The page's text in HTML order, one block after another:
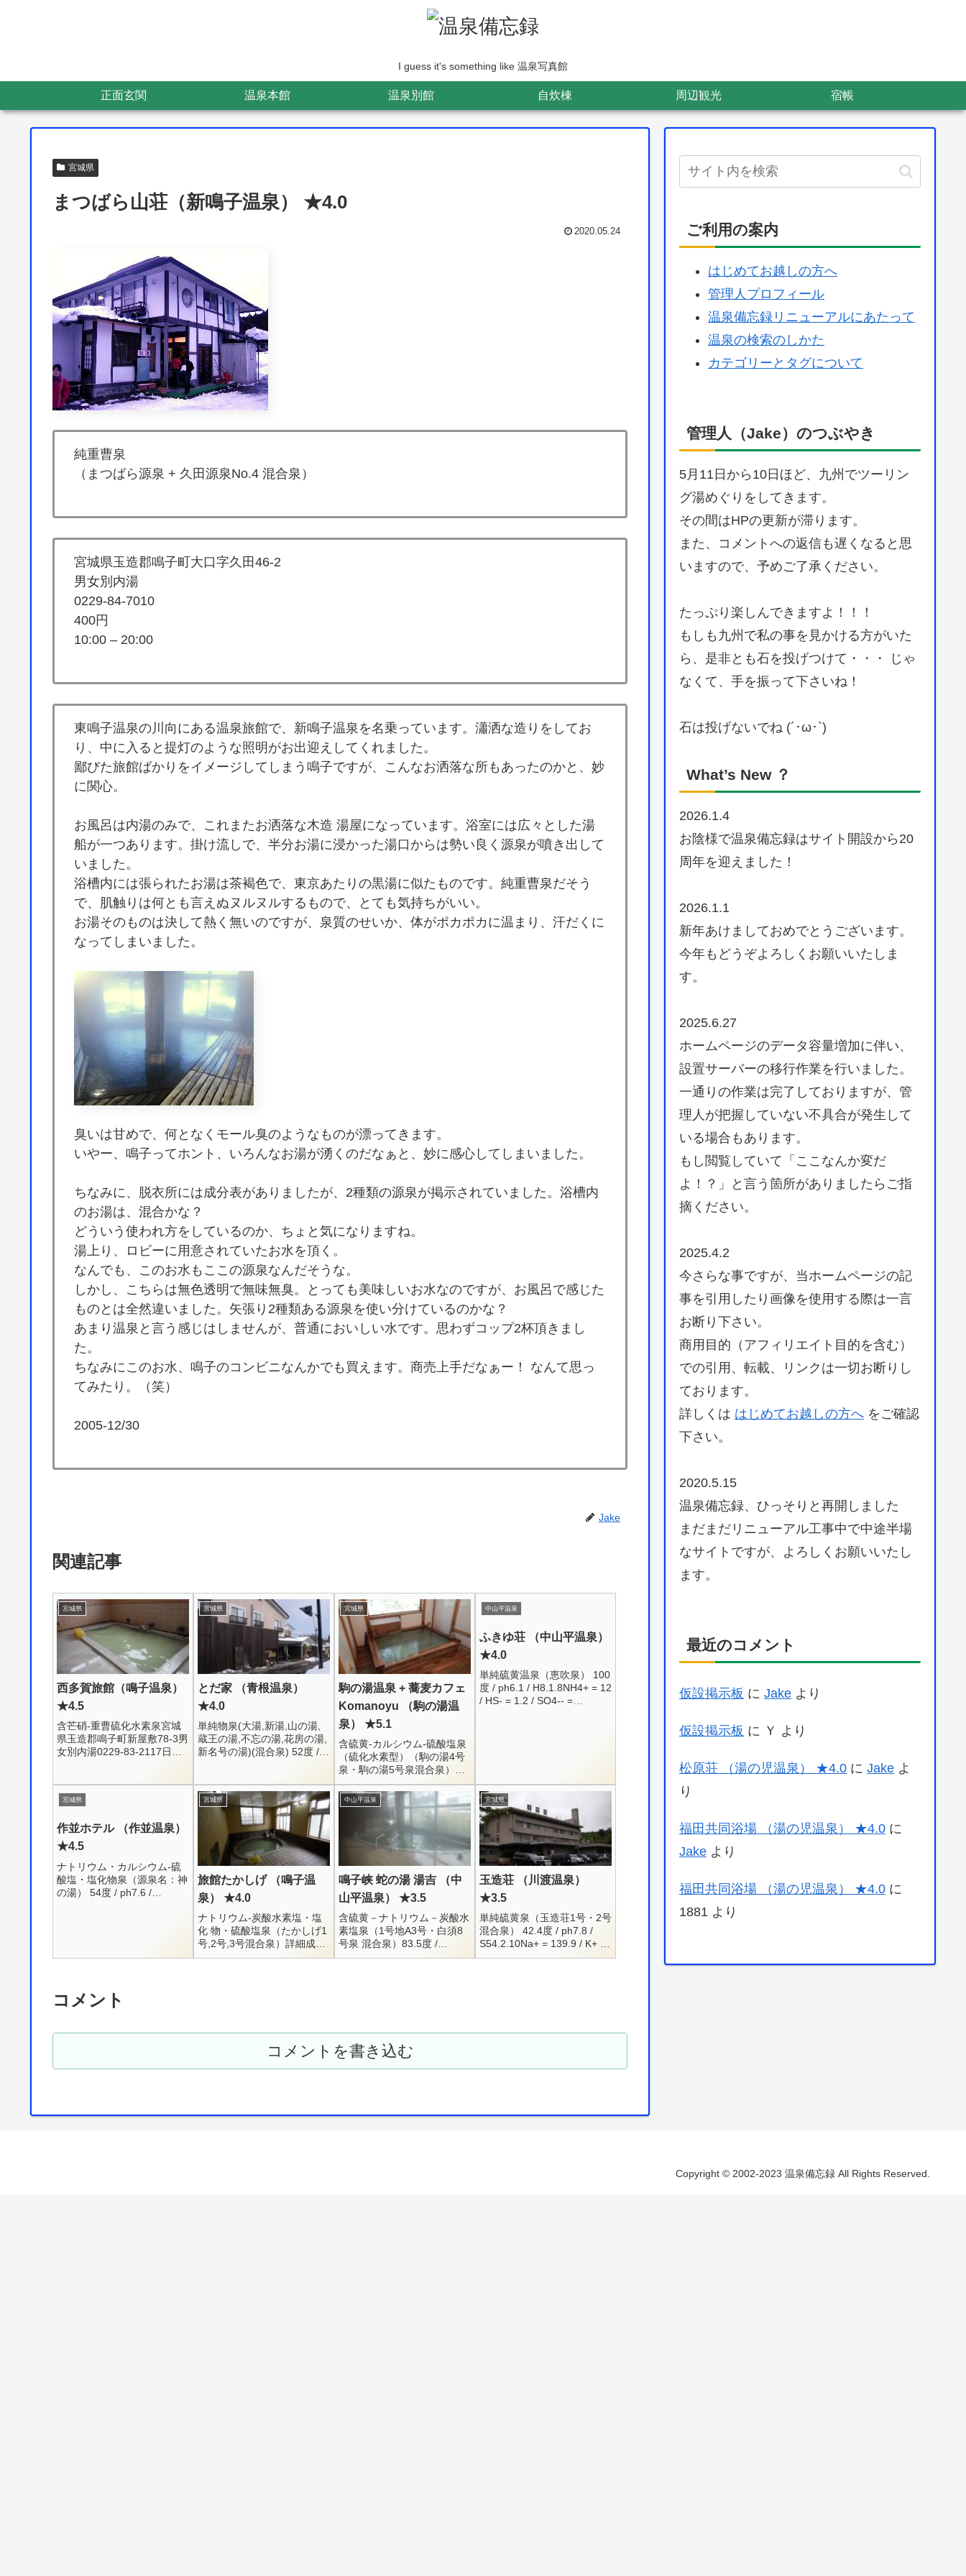
I guess it's something like 温泉写真館
正面玄関 温泉本館 温泉別館 自炊棟 周辺観光 宿帳
宮城県
まつばら山荘（新鳴子温泉） ★4.0
2020.05.24
純重曹泉
（まつばら源泉 + 久田源泉No.4 混合泉）
宮城県玉造郡鳴子町大口字久田46-2
男女別内湯
0229-84-7010
400円
10:00 – 20:00
東鳴子温泉の川向にある温泉旅館で、新鳴子温泉を名乗っています。瀟洒な造りをしてお
り、中に入ると提灯のような照明がお出迎えしてくれました。
鄙びた旅館ばかりをイメージしてしまう鳴子ですが、こんなお洒落な所もあったのかと、妙
に関心。
お風呂は内湯のみで、これまたお洒落な木造 湯屋になっています。浴室には広々とした湯
船が一つあります。掛け流しで、半分お湯に浸かった湯口からは勢い良く源泉が噴き出して
いました。
浴槽内には張られたお湯は茶褐色で、東京あたりの黒湯に似たものです。純重曹泉だそう
で、肌触りは何とも言えぬヌルヌルするもので、とても気持ちがいい。
お湯そのものは決して熱く無いのですが、泉質のせいか、体がポカポカに温まり、汗だくに
なってしまいました。
臭いは甘めで、何となくモール臭のようなものが漂ってきます。
いやー、鳴子ってホント、いろんなお湯が湧くのだなぁと、妙に感心してしまいました。
ちなみに、脱衣所には成分表がありましたが、2種類の源泉が掲示されていました。浴槽内
のお湯は、混合かな？
どういう使われ方をしているのか、ちょと気になりますね。
湯上り、ロビーに用意されていたお水を頂く。
なんでも、このお水もここの源泉なんだそうな。
しかし、こちらは無色透明で無味無臭。とっても美味しいお水なのですが、お風呂で感じた
ものとは全然違いました。矢張り2種類ある源泉を使い分けているのかな？
あまり温泉と言う感じはしませんが、普通においしい水です。思わずコップ2杯頂きまし
た。
ちなみにこのお水、鳴子のコンビニなんかでも買えます。商売上手だなぁー！ なんて思っ
てみたり。（笑）
2005-12/30
Jake
関連記事
宮城県
西多賀旅館（鳴子温泉）
★4.5
含芒硝-重曹硫化水素泉宮城
県玉造郡鳴子町新屋敷78-3男
女別内湯0229-83-2117日帰
じんまりとした旅館です。こ
の「...
宮城県
とだ家 （青根温泉）
★4.0
単純物泉(大湯,新湯,山の湯,
蔵王の湯,不忘の湯,花房の湯,
新名号の湯)(混合泉) 52度 /
宮城県
駒の湯温泉 + 蕎麦カフェ
Komanoyu （駒の湯温
泉） ★5.1
含硫黄-カルシウム-硫酸塩泉
（硫化水素型）（駒の湯4号
泉・駒の湯5号泉混合泉）
36.4度 / ph4.4 /
H27.7.23Na+ = 29.4 / K+ =
8.4 / Mg...
中山平温泉
ふきゆ荘 （中山平温泉）
★4.0
単純硫黄温泉（恵吹泉） 100
度 / ph6.1 / H8.1.8NH4+ = 12
/ HS- = 1.2 / SO4-- =
宮城県
作並ホテル （作並温泉）
★4.5
ナトリウム・カルシウム-硫
酸塩・塩化物泉（源泉名：神
の湯） 54度 / ph7.6 /
宮城県
旅館たかしげ （鳴子温
泉） ★4.0
ナトリウム-炭酸水素塩・塩
化 物・硫酸塩泉（たかしげ1
号,2号,3号混合泉）詳細成分
表 記録忘れ・・・宮城県大
中山平温泉
鳴子峡 蛇の湯 湯吉 （中
山平温泉） ★3.5
含硫黄－ナトリウム－炭酸水
素塩泉（1号地A3号・白須8
号泉 混合泉）83.5度 /
pH9.3Na+ = 241.1 / K+ =
宮城県
玉造荘 （川渡温泉）
★3.5
単純硫黄泉（玉造荘1号・2号
混合泉） 42.4度 / ph7.8 /
S54.2.10Na+ = 139.9 / K+ =
8.4 / Nh4+ = 2.7 / Mg++ =
コメント
コメントを書き込む
ご利用の案内
はじめてお越しの方へ
管理人プロフィール
温泉備忘録リニューアルにあたって
温泉の検索のしかた
カテゴリーとタグについて
管理人（Jake）のつぶやき
5月11日から10日ほど、九州でツーリン
グ湯めぐりをしてきます。
その間はHPの更新が滞ります。
また、コメントへの返信も遅くなると思
いますので、予めご了承ください。
たっぷり楽しんできますよ！！！
もしも九州で私の事を見かける方がいた
ら、是非とも石を投げつけて・・・ じゃ
なくて、手を振って下さいね！
石は投げないでね (´･ω･`)
What’s New ？
2026.1.4
お陰様で温泉備忘録はサイト開設から20
周年を迎えました！
2026.1.1
新年あけましておめでとうございます。
今年もどうぞよろしくお願いいたしま
す。
2025.6.27
ホームページのデータ容量増加に伴い、
設置サーバーの移行作業を行いました。
一通りの作業は完了しておりますが、管
理人が把握していない不具合が発生して
いる場合もあります。
もし閲覧していて「ここなんか変だ
よ！？」と言う箇所がありましたらご指
摘ください。
2025.4.2
今さらな事ですが、当ホームページの記
事を引用したり画像を使用する際は一言
お断り下さい。
商用目的（アフィリエイト目的を含む）
での引用、転載、リンクは一切お断りし
ております。
詳しくは はじめてお越しの方へ をご確認
下さい。
2020.5.15
温泉備忘録、ひっそりと再開しました
まだまだリニューアル工事中で中途半場
なサイトですが、よろしくお願いいたし
ます。
最近のコメント
仮設掲示板 に Jake より
仮設掲示板 に Ｙ より
松原荘 （湯の児温泉） ★4.0 に Jake よ
り
福田共同浴場 （湯の児温泉） ★4.0 に
Jake より
福田共同浴場 （湯の児温泉） ★4.0 に
1881 より
Copyright © 2002-2023 温泉備忘録 All Rights Reserved.